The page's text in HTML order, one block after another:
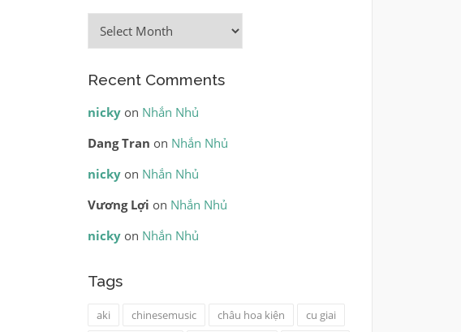
Archives
Recent Comments
nickyon Nhắn Nhủ
Dang Tran on Nhắn Nhủ
nickyon Nhắn Nhủ
Vương Lợi on Nhắn Nhủ
nickyon Nhắn Nhủ
Tags
aki chinesemusic châu hoa kiện
cu giai